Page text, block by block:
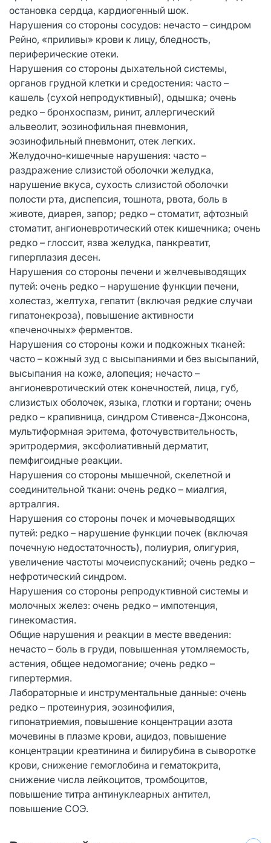
остановка сердца, кардиогенный шок.
Нарушения со стороны сосудов: нечасто – синдром
Рейно, «приливы» крови к лицу, бледность,
периферические отеки.
Нарушения со стороны дыхательной системы,
органов грудной клетки и средостения: часто –
кашель (сухой непродуктивный), одышка; очень
редко – бронхоспазм, ринит, аллергический
альвеолит, эозинофильная пневмония,
эозинофильный пневмонит, отек легких.
Желудочно-кишечные нарушения: часто –
раздражение слизистой оболочки желудка,
нарушение вкуса, сухость слизистой оболочки
полости рта, диспепсия, тошнота, рвота, боль в
животе, диарея, запор; редко – стоматит, афтозный
стоматит, ангионевротический отек кишечника; очень
редко – глоссит, язва желудка, панкреатит,
гиперплазия десен.
Нарушения со стороны печени и желчевыводящих
путей: очень редко – нарушение функции печени,
холестаз, желтуха, гепатит (включая редкие случаи
гипатонекроза), повышение активности
«печеночных» ферментов.
Нарушения со стороны кожи и подкожных тканей:
часто – кожный зуд с высыпаниями и без высыпаний,
высыпания на коже, алопеция; нечасто –
ангионевротический отек конечностей, лица, губ,
слизистых оболочек, языка, глотки и гортани; очень
редко – крапивница, синдром Стивенса-Джонсона,
мультиформная эритема, фоточувствительность,
эритродермия, эксфолиативный дерматит,
пемфигоидные реакции.
Нарушения со стороны мышечной, скелетной и
соединительной ткани: очень редко – миалгия,
артралгия.
Нарушения со стороны почек и мочевыводящих
путей: редко – нарушение функции почек (включая
почечную недостаточность), полиурия, олигурия,
увеличение частоты мочеиспусканий; очень редко –
нефротический синдром.
Нарушения со стороны репродуктивной системы и
молочных желез: очень редко – импотенция,
гинекомастия.
Общие нарушения и реакции в месте введения:
нечасто – боль в груди, повышенная утомляемость,
астения, общее недомогание; очень редко –
гипертермия.
Лабораторные и инструментальные данные: очень
редко – протеинурия, эозинофилия,
гипонатриемия, повышение концентрации азота
мочевины в плазме крови, ацидоз, повышение
концентрации креатинина и билирубина в сыворотке
крови, снижение гемоглобина и гематокрита,
снижение числа лейкоцитов, тромбоцитов,
повышение титра антинуклеарных антител,
повышение СОЭ.